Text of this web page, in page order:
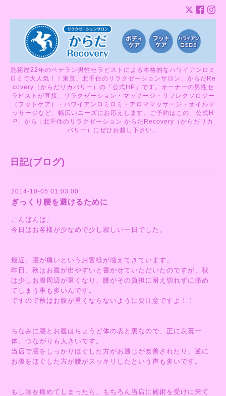
施術歴22年のベテラン男性セラピストによる本格的なハワイアンロミ
ロミで大人気！！東京、北千住のリラクゼーションサロン、からだRe
covery（からだリカバリー）の「公式HP」です。オーナーの男性セ
ラピストが直接、リラクゼーション・マッサージ・リフレクソロジー
（フットケア）・ハワイアンロミロミ・アロママッサージ・オイルマ
ッサージなど、幅広いニーズにお応えします。ご予約はこの「公式H
P」から | 北千住のリラクゼーション からだRecovery（からだリカ
バリー）にぜひお越し下さい。
日記(ブログ)
2014-10-05 01:03:00
ぎっくり腰を避けるために
こんばんは。
今日はお客様が少なめで少し寂しい一日でした。
最近、腰が痛いというお客様が増えてきています。
昨日、秋はお腹が出やすいと書かせていただいたのですが、秋
は少しお腹周辺が重くなり、腰がその負担に耐え切れずに痛め
てしまう事も多いんです。
ですので秋はお腹が重くならないように要注意ですよ！！
ちなみに腰とお腹はちょうど体の表と裏なので、正に表裏一
体、つながりも大きいです。
当店で腰をしっかりほぐした方がお通じが改善されたり、逆に
お腹をほぐした方が腰がスッキリしたという声も多いです。
もし腰を痛めてしまったら、もちろん当店に施術を受けに来て